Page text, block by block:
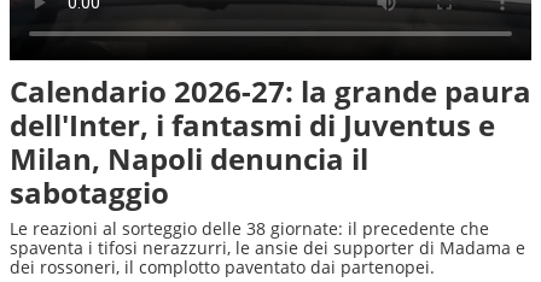
Calendario 2026-27: la grande paura
dell'Inter, i fantasmi di Juventus e
Milan, Napoli denuncia il
sabotaggio
Le reazioni al sorteggio delle 38 giornate: il precedente che
spaventa i tifosi nerazzurri, le ansie dei supporter di Madama e
dei rossoneri, il complotto paventato dai partenopei.